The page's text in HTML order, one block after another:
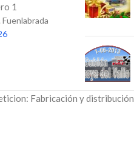
1
Fabricación y